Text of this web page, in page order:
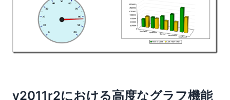
v2011r2における高度なグラフ機能